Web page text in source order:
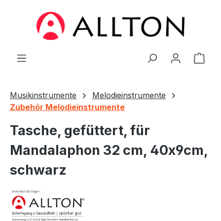
Zum Hauptinhalt springen
Musikinstrumente
Melodieinstrumente
Zubehör Melodieinstrumente
Tasche, gefüttert, für
Mandalaphon 32 cm, 40x9cm,
schwarz